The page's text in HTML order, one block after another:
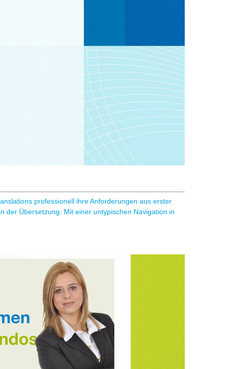
professionell ihre Anforderungen aus erster
der Übersetzung. Mit einer untypischen Navigation in